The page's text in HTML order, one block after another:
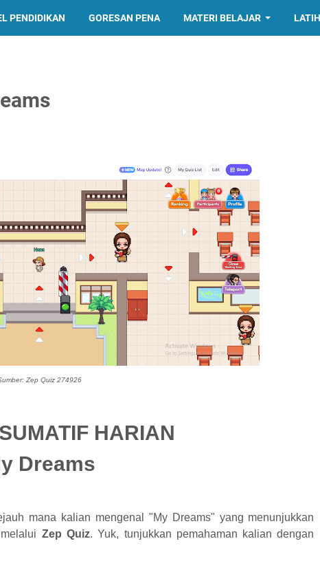
PENDIDIKAN GORESAN PENA MATERI BELAJAR
Zep Quiz 274926
HARIAN
Dreams
mana kalian mengenal "My Dreams" yang menunjukkan
Zep Quiz. Yuk, tunjukkan pemahaman kalian dengan